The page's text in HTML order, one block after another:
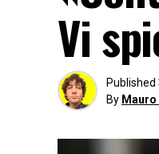
Vi
Published
By